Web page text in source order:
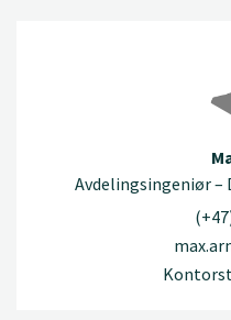
Avdelingsingeniør –